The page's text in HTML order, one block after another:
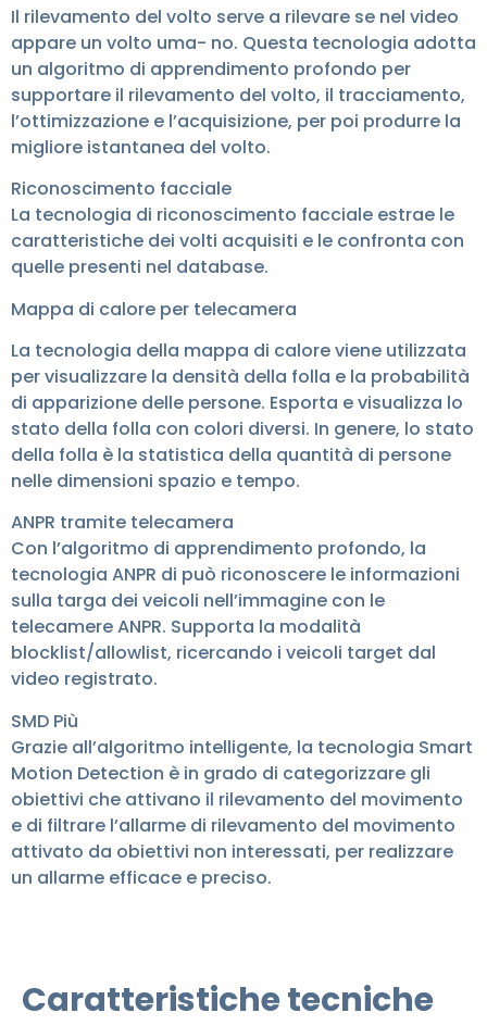
Il rilevamento del volto serve a rilevare se nel video
appare un volto uma- no. Questa tecnologia adotta
un algoritmo di apprendimento profondo per
supportare il rilevamento del volto, il tracciamento,
l’ottimizzazione e l’acquisizione, per poi produrre la
migliore istantanea del volto.
Riconoscimento facciale
La tecnologia di riconoscimento facciale estrae le
caratteristiche dei volti acquisiti e le confronta con
quelle presenti nel database.
Mappa di calore per telecamera
La tecnologia della mappa di calore viene utilizzata
per visualizzare la densità della folla e la probabilità
di apparizione delle persone. Esporta e visualizza lo
stato della folla con colori diversi. In genere, lo stato
della folla è la statistica della quantità di persone
nelle dimensioni spazio e tempo.
ANPR tramite telecamera
Con l’algoritmo di apprendimento profondo, la
tecnologia ANPR di può riconoscere le informazioni
sulla targa dei veicoli nell’immagine con le
telecamere ANPR. Supporta la modalità
blocklist/allowlist, ricercando i veicoli target dal
video registrato.
SMD Più
Grazie all’algoritmo intelligente, la tecnologia Smart
Motion Detection è in grado di categorizzare gli
obiettivi che attivano il rilevamento del movimento
e di filtrare l’allarme di rilevamento del movimento
attivato da obiettivi non interessati, per realizzare
un allarme efficace e preciso.
Caratteristiche tecniche